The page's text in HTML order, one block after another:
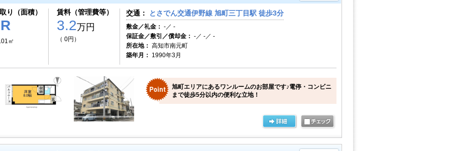
り（面積）
㎡
賃料（管理費等）
3.2万円
（ 0円）
交通： とさでん交通伊野線 旭町三丁目駅 徒歩3分
敷金／礼金： -／ -
保証金／敷引／償却金： -／ -／ -
所在地： 高知市南元町
築年月： 1990年3月
旭町エリアにあるワンルームのお部屋です♪電停・コンビニ
まで徒歩5分以内の便利な立地！